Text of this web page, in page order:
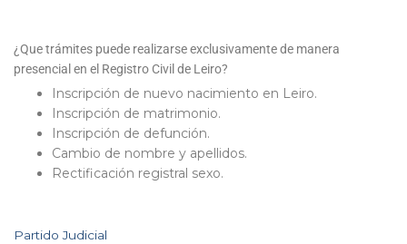
¿Que trámites puede realizarse exclusivamente de manera
presencial en el Registro Civil de Leiro?
Inscripción de nuevo nacimiento en Leiro.
Inscripción de matrimonio.
Inscripción de defunción.
Cambio de nombre y apellidos.
Rectificación registral sexo.
Partido Judicial